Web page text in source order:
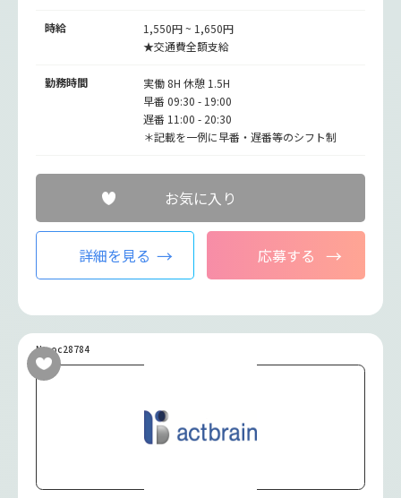
時給
1,550円 ~ 1,650円
★交通費全額支給
勤務時間
実働 8H 休憩 1.5H
早番 09:30 - 19:00
遅番 11:00 - 20:30
＊記載を一例に早番・遅番等のシフト制
お気に入り
詳細を見る 応募する
No.oc28784